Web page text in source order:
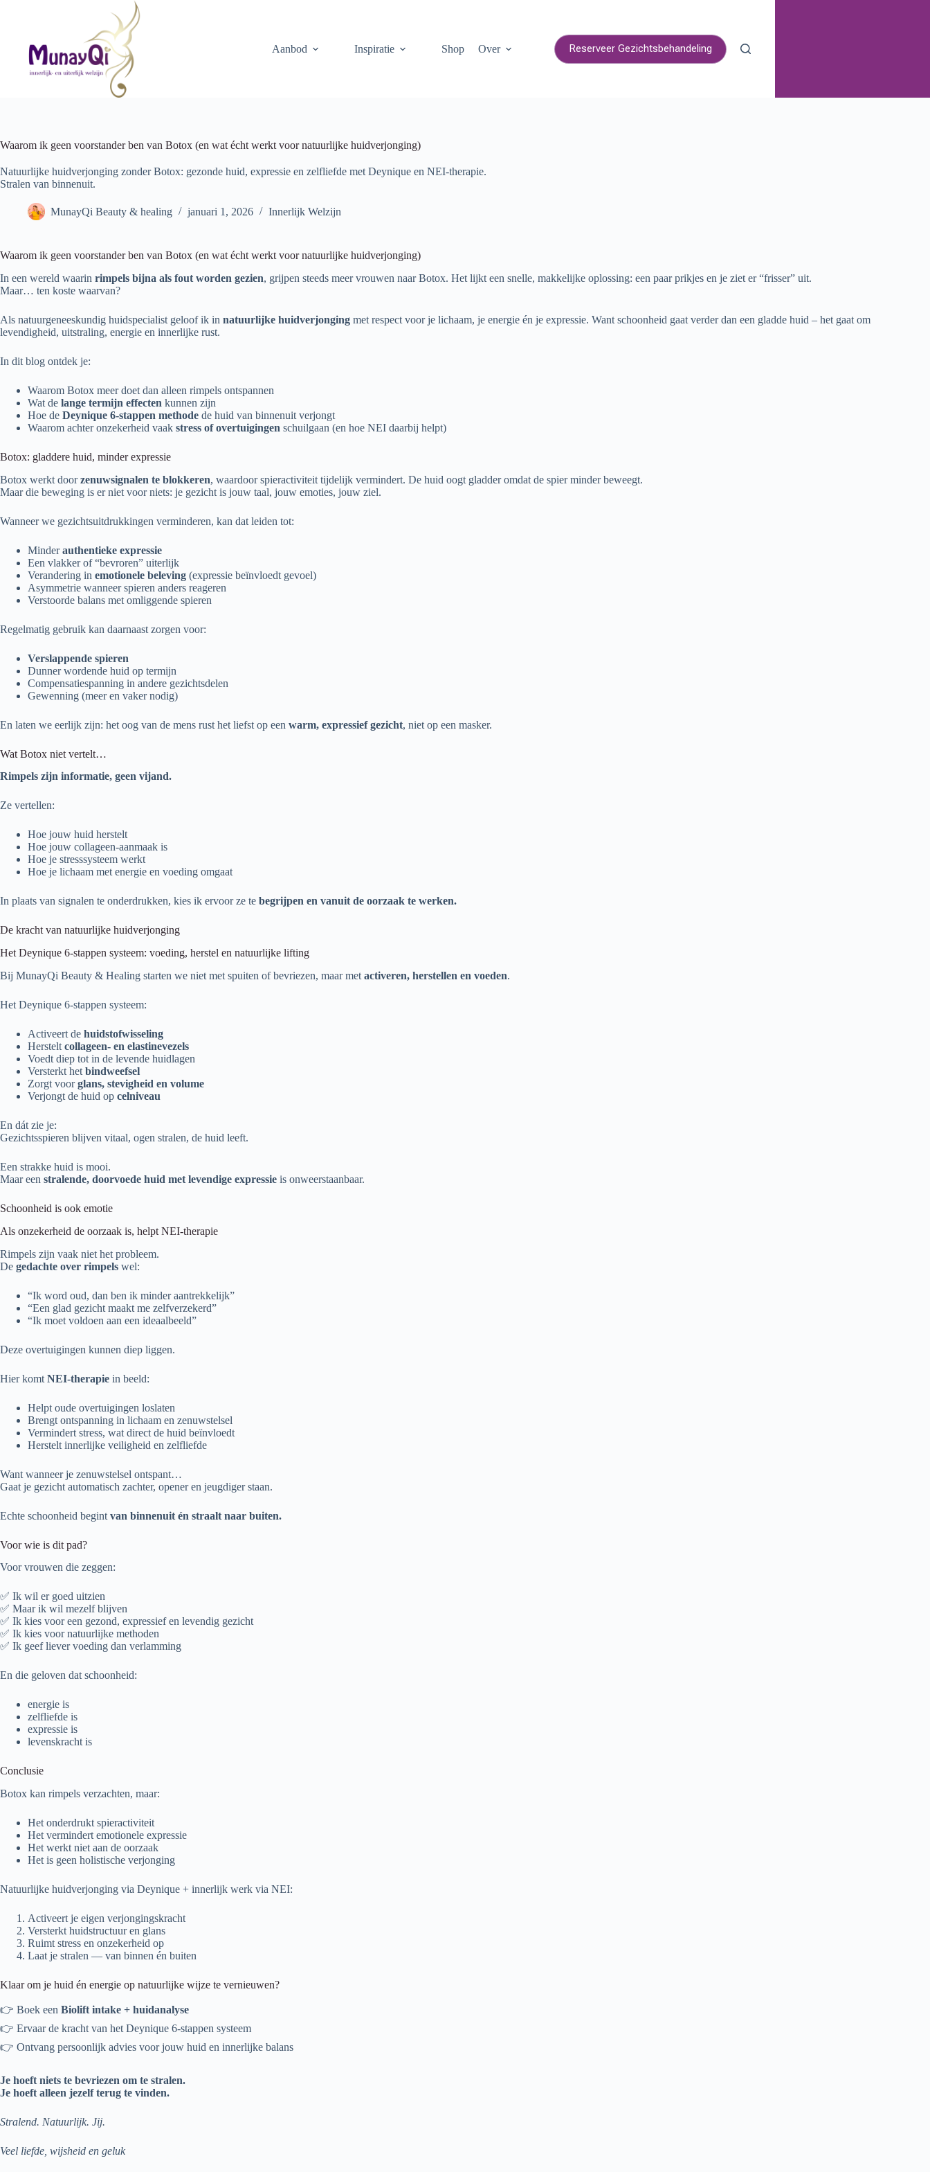
Aanbod Inspiratie Shop Over Reserveer Gezichtsbehandeling
Waarom ik geen voorstander ben van Botox (en wat écht werkt voor natuurlijke huidverjonging)
Natuurlijke huidverjonging zonder Botox: gezonde huid, expressie en zelfliefde met Deynique en NEI-therapie.
Stralen van binnenuit.
MunayQi Beauty & healing januari 1, 2026 Innerlijk Welzijn
Waarom ik geen voorstander ben van Botox (en wat écht werkt voor natuurlijke huidverjonging)
In een wereld waarin rimpels bijna als fout worden gezien, grijpen steeds meer vrouwen naar Botox. Het lijkt een snelle, makkelijke oplossing: een paar prikjes en je ziet er “frisser” uit.
Maar… ten koste waarvan?
Als natuurgeneeskundig huidspecialist geloof ik in natuurlijke huidverjonging met respect voor je lichaam, je energie én je expressie. Want schoonheid gaat verder dan een gladde huid – het gaat om
levendigheid, uitstraling, energie en innerlijke rust.
In dit blog ontdek je:
Waarom Botox meer doet dan alleen rimpels ontspannen
Wat de lange termijn effecten kunnen zijn
Hoe de Deynique 6-stappen methode de huid van binnenuit verjongt
Waarom achter onzekerheid vaak stress of overtuigingen schuilgaan (en hoe NEI daarbij helpt)
Botox: gladdere huid, minder expressie
Botox werkt doorzenuwsignalen te blokkeren, waardoor spieractiviteit tijdelijk vermindert. De huid oogt gladder omdat de spier minder beweegt.
Maar die beweging is er niet voor niets: je gezicht is jouw taal, jouw emoties, jouw ziel.
Wanneer we gezichtsuitdrukkingen verminderen, kan dat leiden tot:
Minderauthentieke expressie
Een vlakker of “bevroren” uiterlijk
Verandering in emotionele beleving (expressie beïnvloedt gevoel)
Asymmetrie wanneer spieren anders reageren
Verstoorde balans met omliggende spieren
Regelmatig gebruik kan daarnaast zorgen voor:
Verslappende spieren
Dunner wordende huid op termijn
Compensatiespanning in andere gezichtsdelen
Gewenning (meer en vaker nodig)
En laten we eerlijk zijn: het oog van de mens rust het liefst op een warm, expressief gezicht, niet op een masker.
Wat Botox niet vertelt…
Rimpels zijn informatie, geen vijand.
Ze vertellen:
Hoe jouw huid herstelt
Hoe jouw collageen-aanmaak is
Hoe je stresssysteem werkt
Hoe je lichaam met energie en voeding omgaat
In plaats van signalen te onderdrukken, kies ik ervoor ze te begrijpen en vanuit de oorzaak te werken.
De kracht van natuurlijke huidverjonging
Het Deynique 6-stappen systeem: voeding, herstel en natuurlijke lifting
Bij MunayQi Beauty & Healing starten we niet met spuiten of bevriezen, maar met activeren, herstellen en voeden.
Het Deynique 6-stappen systeem:
Activeert de huidstofwisseling
Herstelt collageen- en elastinevezels
Voedt diep tot in de levende huidlagen
Versterkt het bindweefsel
Zorgt voorglans, stevigheid en volume
Verjongt de huid op celniveau
En dát zie je:
Gezichtsspieren blijven vitaal, ogen stralen, de huid leeft.
Een strakke huid is mooi.
Maar een stralende, doorvoede huid met levendige expressie is onweerstaanbaar.
Schoonheid is ook emotie
Als onzekerheid de oorzaak is, helpt NEI-therapie
Rimpels zijn vaak niet het probleem.
De gedachte over rimpels wel:
“Ik word oud, dan ben ik minder aantrekkelijk”
“Een glad gezicht maakt me zelfverzekerd”
“Ik moet voldoen aan een ideaalbeeld”
Deze overtuigingen kunnen diep liggen.
Hier komt NEI-therapie in beeld:
Helpt oude overtuigingen loslaten
Brengt ontspanning in lichaam en zenuwstelsel
Vermindert stress, wat direct de huid beïnvloedt
Herstelt innerlijke veiligheid en zelfliefde
Want wanneer je zenuwstelsel ontspant…
Gaat je gezicht automatisch zachter, opener en jeugdiger staan.
Echte schoonheid begint van binnenuit én straalt naar buiten.
Voor wie is dit pad?
Voor vrouwen die zeggen:
✅ Ik wil er goed uitzien
✅ Maar ik wil mezelf blijven
✅ Ik kies voor een gezond, expressief en levendig gezicht
✅ Ik kies voor natuurlijke methoden
✅ Ik geef liever voeding dan verlamming
En die geloven dat schoonheid:
energie is
zelfliefde is
expressie is
levenskracht is
Conclusie
Botox kan rimpels verzachten, maar:
Het onderdrukt spieractiviteit
Het vermindert emotionele expressie
Het werkt niet aan de oorzaak
Het is geen holistische verjonging
Natuurlijke huidverjonging via Deynique + innerlijk werk via NEI:
Activeert je eigen verjongingskracht
Versterkt huidstructuur en glans
Ruimt stress en onzekerheid op
Laat je stralen — van binnen én buiten
Klaar om je huid én energie op natuurlijke wijze te vernieuwen?
👉 Boek een Biolift intake + huidanalyse
👉 Ervaar de kracht van het Deynique 6-stappen systeem
👉 Ontvang persoonlijk advies voor jouw huid en innerlijke balans
Je hoeft niets te bevriezen om te stralen.
Je hoeft alleen jezelf terug te vinden.
Stralend. Natuurlijk. Jij.
Veel liefde, wijsheid en geluk